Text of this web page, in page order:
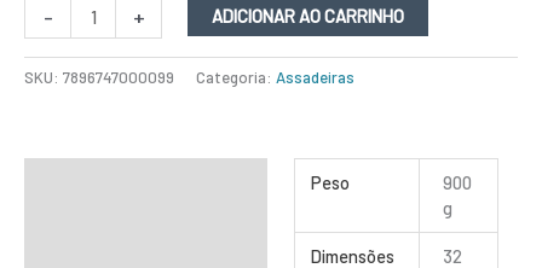
- + ADICIONAR AO CARRINHO
SKU: 7896747000099 Categoria: Assadeiras
Peso
900
g
Dimensões
32